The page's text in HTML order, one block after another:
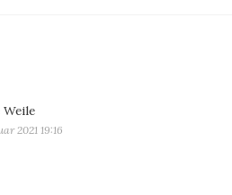
2021 19:16